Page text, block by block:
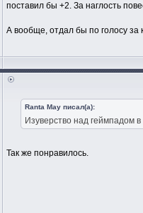
поставил бы +2. За наглость
А вообще, отдал бы по голосу за
Ranta May писал(а):
Изуверство над геймпадом
Так же понравилось.